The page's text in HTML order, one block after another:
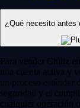
¿Qué necesito antes
Para vender Chiliz
una cuenta activa y
un proceso estándar
seguridad y el
cualquier operación